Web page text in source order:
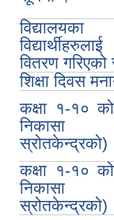
वितरण गरिएको
शिक्षा दिवस
कक्षा १-१०
निकासा
स्रोतकेन्द्रको)
कक्षा १-१०
निकासा
स्रोतकेन्द्रको)